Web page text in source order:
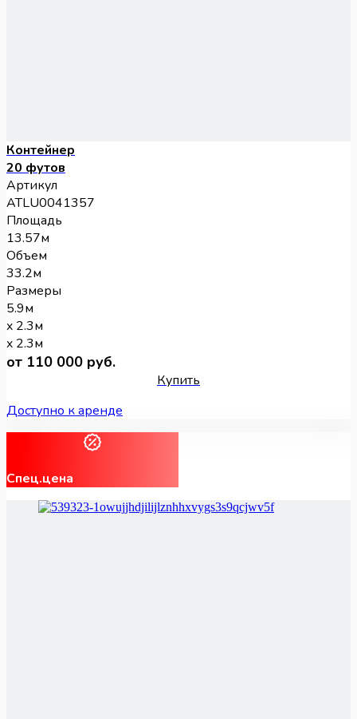
Контейнер
20 футов
Артикул
ATLU0041357
Площадь
13.57м
Объем
33.2м
Размеры
5.9м
x 2.3м
x 2.3м
от 110 000 руб.
Купить
Доступно к аренде
Спец.цена